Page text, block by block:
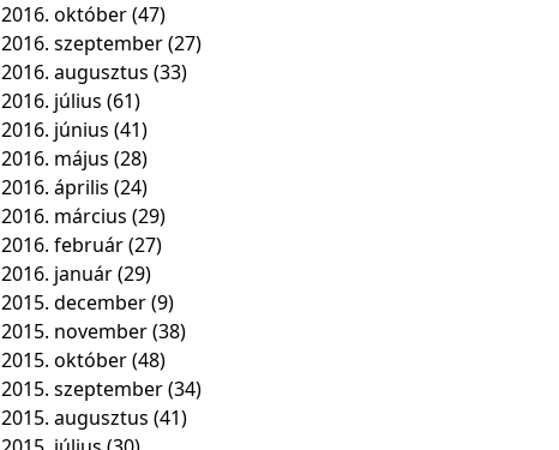
2016. október(47)
2016. szeptember(27)
2016. augusztus (33)
2016. július (61)
2016. június (41)
2016. május (28)
2016. április (24)
2016. március (29)
2016. február(27)
2016. január(29)
2015. december(9)
2015. november(38)
2015. október(48)
2015. szeptember(34)
2015. augusztus (41)